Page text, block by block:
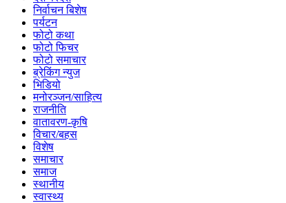
निर्वाचन बिशेष
पर्यटन
फोटो कथा
फोटो फिचर
फोटो समाचार
ब्रेकिंग न्युज
भिडियो
मनोरञ्जन/साहित्य
राजनीति
वातावरण-कृषि
विचार/बहस
विशेष
समाचार
समाज
स्थानीय
स्वास्थ्य